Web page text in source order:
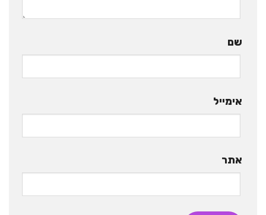
שם
אימייל
אתר